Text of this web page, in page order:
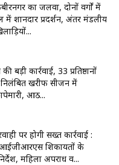
का जलवा, दोनों वर्गों में
में शानदार प्रदर्शन, अंतर मंडलीय
बड़ी कार्रवाई, 33 प्रतिष्ठानों
खरीफ सीजन में
आठ...
पर होगी सख्त कार्रवाई :
आईजीआरएस शिकायतों के
महिला अपराध व...